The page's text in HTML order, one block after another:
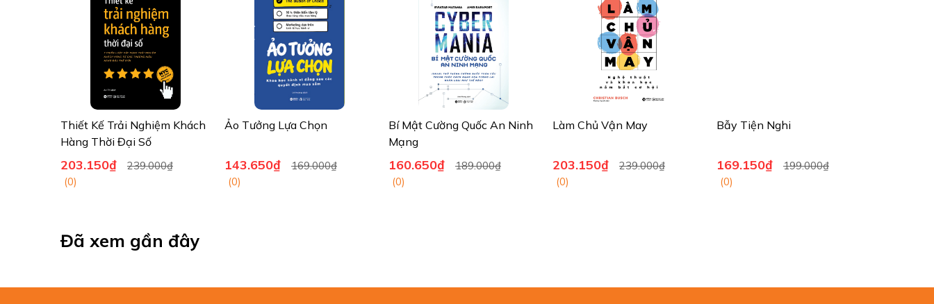
Thiết Kế Trải Nghiệm Khách
Hàng Thời Đại Số
203.150₫
239.000₫
(0)
Ảo Tưởng Lựa Chọn
143.650₫
169.000₫
(0)
Bí Mật Cường Quốc An Ninh
Mạng
160.650₫
189.000₫
(0)
Làm Chủ Vận May
203.150₫
239.000₫
(0)
Bẫy Tiện Nghi
169.150₫
199.000₫
(0)
Đã xem gần đây